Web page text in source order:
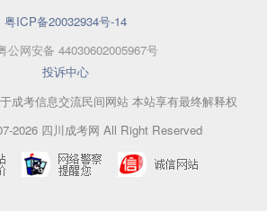
粤ICP备20032934号-14
公网安备 44030602005967号
投诉中心
成考信息交流民间网站 本站享有最终解释权
2026 四川成考网 All Right Reserved